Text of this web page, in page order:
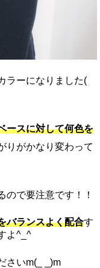
ラーになりました(
ースに対して何色を
りがかなり変わって
ので要注意です！！
バランスよく配合す
よ^_^
さいm(_ _)m